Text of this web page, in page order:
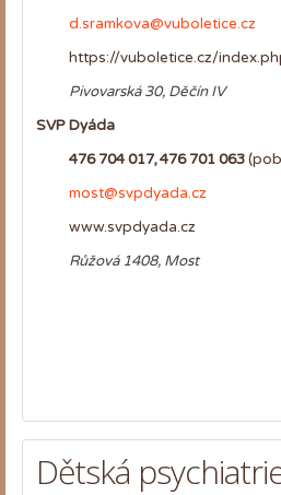
d.sramkova@vuboletice.cz
https://vuboletice.cz/
Pivovarská 30, Děčín IV
SVP Dyáda
476 704 017, 476 701 063
most@svpdyada.cz
www.svpdyada.cz
Růžová 1408, Most
Dětská